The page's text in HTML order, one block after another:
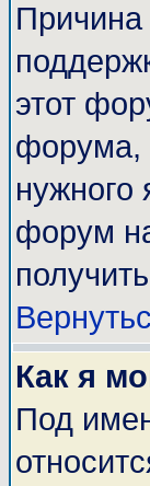
Причина
этот
форума,
нужного
форум
Как я
Под